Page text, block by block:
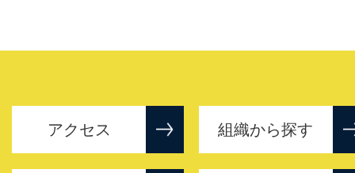
アクセス 組織から探す